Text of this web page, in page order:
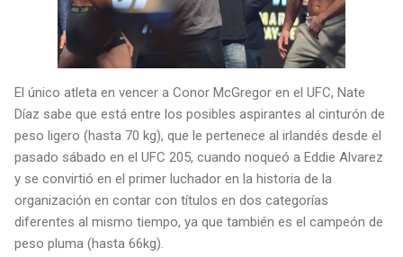
El único atleta en vencer a Conor McGregor en el UFC, Nate
Díaz sabe que está entre los posibles aspirantes al cinturón de
peso ligero (hasta 70 kg), que le pertenece al irlandés desde el
pasado sábado en el UFC 205, cuando noqueó a Eddie Alvarez
y se convirtió en el primer luchador en la historia de la
organización en contar con títulos en dos categorías
diferentes al mismo tiempo, ya que también es el campeón de
peso pluma (hasta 66kg).